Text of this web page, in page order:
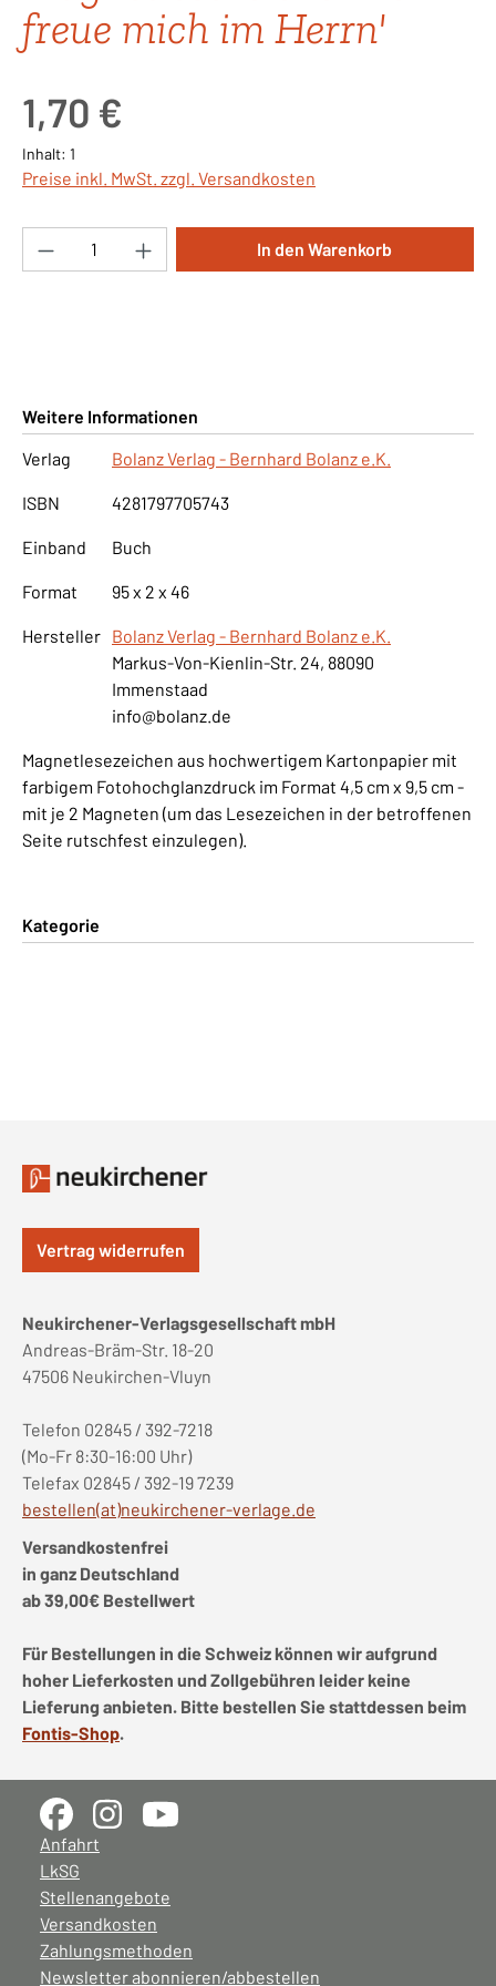
freue mich im Herrn'
1,70 €
Inhalt: 1
Preise inkl. MwSt. zzgl. Versandkosten
Produkt Anzahl: Gib den gewünschten
In den Warenkorb
Weitere Informationen
Verlag
Bolanz Verlag - Bernhard Bolanz e.K.
ISBN 4281797705743
Einband Buch
Format 95 x 2 x 46
Hersteller Bolanz Verlag - Bernhard Bolanz e.K.
Markus-Von-Kienlin-Str. 24, 88090
Immenstaad
info@bolanz.de
Magnetlesezeichen aus hochwertigem Kartonpapier mit
farbigem Fotohochglanzdruck im Format 4,5 cm x 9,5 cm -
mit je 2 Magneten (um das Lesezeichen in der betroffenen
Seite rutschfest einzulegen).
Kategorie
Vertrag widerrufen
Neukirchener-Verlagsgesellschaft mbH
Andreas-Bräm-Str. 18-20
47506 Neukirchen-Vluyn
Telefon 02845 / 392-7218
(Mo-Fr 8:30-16:00 Uhr)
Telefax 02845 / 392-19 7239
bestellen(at)neukirchener-verlage.de
Versandkostenfrei
in ganz Deutschland
ab 39,00€ Bestellwert
Für Bestellungen in die Schweiz können wir aufgrund
hoher Lieferkosten und Zollgebühren leider keine
Lieferung anbieten. Bitte bestellen Sie stattdessen beim
Fontis-Shop.
Anfahrt
LkSG
Stellenangebote
Versandkosten
Zahlungsmethoden
Newsletter abonnieren/abbestellen